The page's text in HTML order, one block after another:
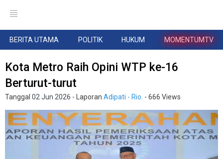
BERITA UTAMA POLITIK HUKUM MOMENTUMTV
Kota Metro Raih Opini WTP ke-16
Berturut-turut
Tanggal 02 Jun 2026 - Laporan Adipati - Rio. - 666 Views